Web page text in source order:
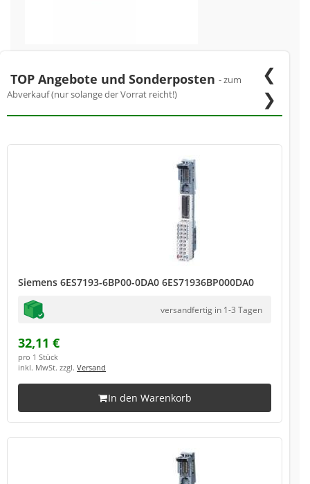
TOP Angebote und Sonderposten - zum
Abverkauf (nur solange der Vorrat reicht!)
❮
❯
Siemens 6ES7193-6BP00-0DA0 6ES71936BP000DA0
versandfertig in 1-3 Tagen
32,11 €
pro 1 Stück
inkl. MwSt. zzgl. Versand
In den Warenkorb